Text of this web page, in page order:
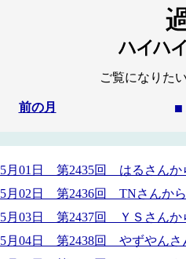
ご覧になりた
前の月 ■
5月01日 第2435回 はるさんか
5月02日 第2436回 TNさんか
5月03日 第2437回
ＹＳさん
5月04日 第2438回 やずやんさ